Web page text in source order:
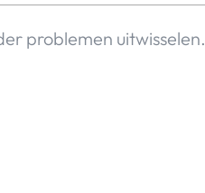
problemen uitwisselen.